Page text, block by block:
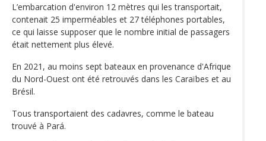
L’embarcation d'environ 12 mètres qui les transportait,
contenait 25 imperméables et 27 téléphones portables,
ce qui laisse supposer que le nombre initial de passagers
était nettement plus élevé.
En 2021, au moins sept bateaux en provenance d'Afrique
du Nord-Ouest ont été retrouvés dans les Caraïbes et au
Brésil.
Tous transportaient des cadavres, comme le bateau
trouvé à Pará.